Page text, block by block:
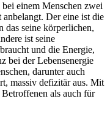
einem Menschen zwei
Der eine ist die
das seine körperlichen,
ist seine
und die Energie,
bei der Lebensenergie
darunter auch
massiv defizitär aus. Mit
als auch für